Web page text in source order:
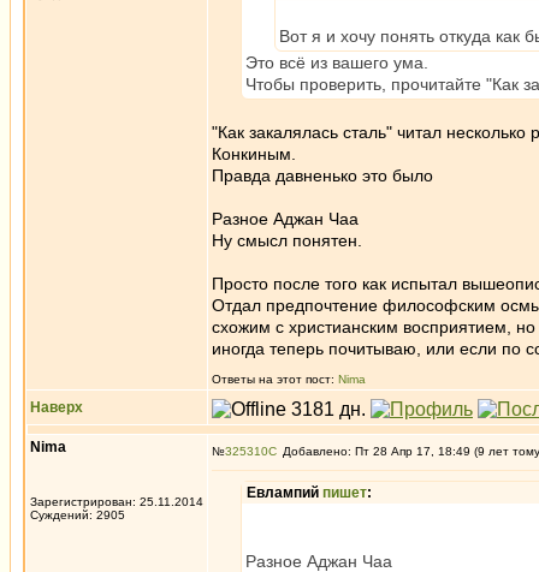
Вот я и хочу понять откуда как
Это всё из вашего ума.
Чтобы проверить, прочитайте "Как
"Как закалялась сталь" читал
Конкиным.
Правда давненько это было
Разное Аджан Чаа
Ну смысл понятен.
Просто после того как испытал
Отдал предпочтение философским
схожим с христианским восприятием, но
иногда теперь почитываю, или если по
Ответы на этот пост: Nima
Наверх
Nima
Зарегистрирован: 25.11.2014
Суждений: 2905
№325310 Добавлено: Пт 28 Апр 17, 18:49 (9 лет
Евлампий пишет:
Разное Аджан Чаа